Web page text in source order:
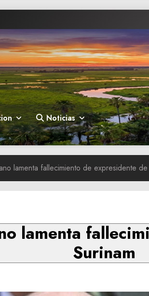
Noticias
lamenta fallecimiento de expresidente de
lamenta
Surinam